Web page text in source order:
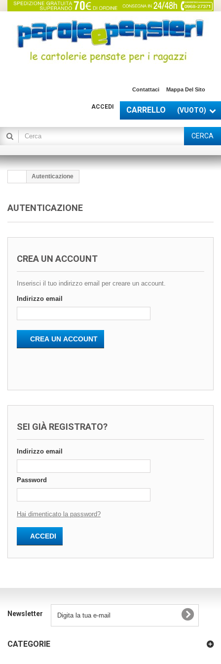
Contattaci Mappa Del Sito
CARRELLO (VUOTO)
ACCEDI
CERCA
Autenticazione
AUTENTICAZIONE
CREA UN ACCOUNT
Inserisci il tuo indirizzo email per creare un account.
Indirizzo email
CREA UN ACCOUNT
SEI GIÀ REGISTRATO?
Indirizzo email
Password
Hai dimenticato la password?
ACCEDI
Newsletter
CATEGORIE